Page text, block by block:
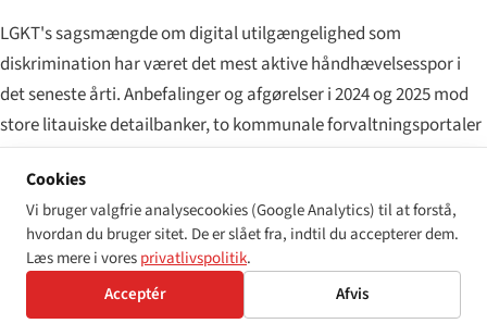
LGKT's sagsmængde om digital utilgængelighed som
diskrimination har været det mest aktive håndhævelsesspor i
det seneste årti. Anbefalinger og afgørelser i 2024 og 2025 mod
store litauiske detailbanker, to kommunale forvaltningsportaler
og en national netapotek-platform tilflyder nu ankecyklussen
ved de administrative domstole.
Hvad sker der i 2026–27
Tre konkrete udviklinger at holde øje med. For det første
Cookies
Vi bruger valgfrie analysecookies (Google Analytics) til at forstå,
hvordan du bruger sitet. De er slået fra, indtil du accepterer dem.
Læs mere i voresprivatlivspolitik.
Acceptér
Afvis